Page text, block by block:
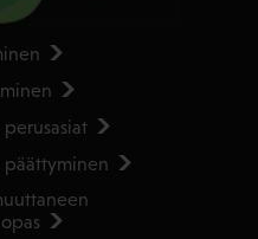
päättyminen